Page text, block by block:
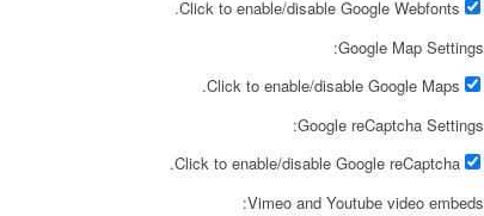
Click to enable/disable Google Webfonts.
Google Map Settings:
Click to enable/disable Google Maps.
Google reCaptcha Settings:
Click to enable/disable Google reCaptcha.
Vimeo and Youtube video embeds: